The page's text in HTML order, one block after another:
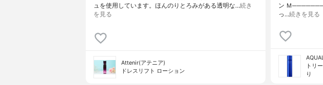
ュを使用しています。ほんのりとろみがある透明な…続き
を見る
Attenir(アテニア)
ドレスリフト ローション
ン Ｍ
っ…続きを見る
トリ
り